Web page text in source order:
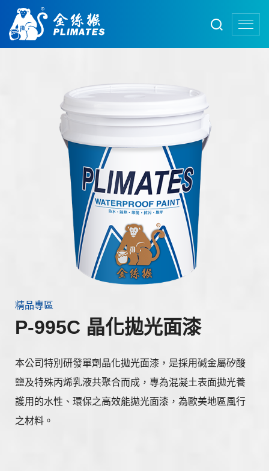
精品專區
P-995C 晶化拋光面漆
本公司特別研發單劑晶化拋光面漆，是採用碱金屬矽酸
鹽及特殊丙烯乳液共聚合而成，專為混凝土表面拋光養
護用的水性、環保之高效能拋光面漆，為歐美地區風行
之材料。